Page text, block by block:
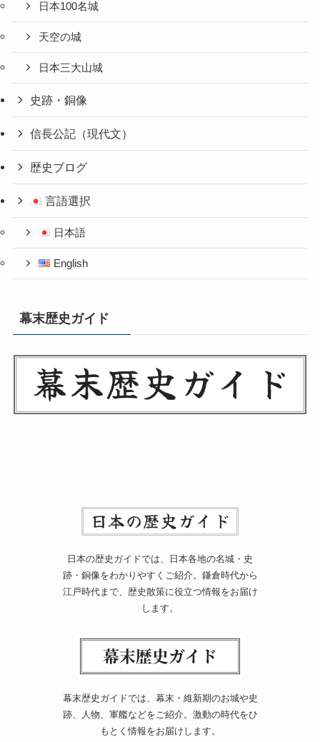
日本100名城
天空の城
日本三大山城
史跡・銅像
信長公記（現代文）
歴史ブログ
言語選択
日本語
English
幕末歴史ガイド
日本の歴史ガイドでは、日本各地の名城・史
跡・銅像をわかりやすくご紹介。鎌倉時代から
江戸時代まで、歴史散策に役立つ情報をお届け
します。
幕末歴史ガイドでは、幕末・維新期のお城や史
跡、人物、軍艦などをご紹介。激動の時代をひ
もとく情報をお届けします。